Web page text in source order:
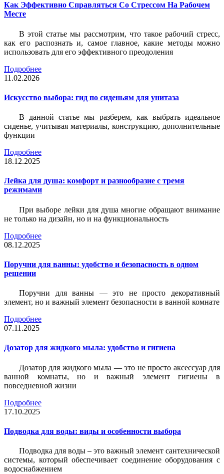
Как Эффективно Справляться Со Стрессом На Рабочем
Месте
В этой статье мы рассмотрим, что такое рабочий стресс,
как его распознать и, самое главное, какие методы можно
использовать для его эффективного преодоления
Подробнее
11.02.2026
Искусство выбора: гид по сиденьям для унитаза
В данной статье мы разберем, как выбрать идеальное
сиденье, учитывая материалы, конструкцию, дополнительные
функции
Подробнее
18.12.2025
Лейка для душа: комфорт и разнообразие с тремя
режимами
При выборе лейки для душа многие обращают внимание
не только на дизайн, но и на функциональность
Подробнее
08.12.2025
Поручни для ванны: удобство и безопасность в одном
решении
Поручни для ванны — это не просто декоративный
элемент, но и важный элемент безопасности в ванной комнате
Подробнее
07.11.2025
Дозатор для жидкого мыла: удобство и гигиена
Дозатор для жидкого мыла — это не просто аксессуар для
ванной комнаты, но и важный элемент гигиены в
повседневной жизни
Подробнее
17.10.2025
Подводка для воды: виды и особенности выбора
Подводка для воды – это важный элемент сантехнической
системы, который обеспечивает соединение оборудования с
водоснабжением